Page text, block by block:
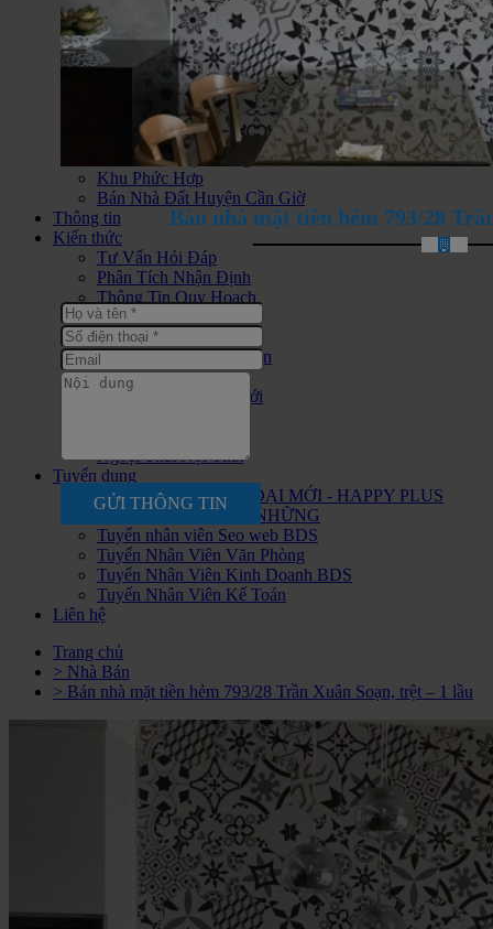
Biệt Thự Liền Kề
Biệt Thự Biển
Dự Án Condotel
Nhà Ở Xã Hội
Khu Du Lịch Nghĩ Dưỡng
Căn hộ Jamona City Quận 7
Bán nhà đất KDC Long Hậu
Bán Khách Sạn Vũng Tàu
Khu Phức Hợp
Bán Nhà Đất Huyện Cần Giờ
Thông tin
Kiến thức
Tư Vấn Hỏi Đáp
Phân Tích Nhận Định
Thông Tin Quy Hoạch
Chính Sách Quản Lý
Phong Thủy Ứng Dụng
Tài Chính Chứng Khoán
Tin Tức Thị Trường
Bất Động Sản Thế Giới
Ngoại Thất Nội Thất
Tuyển dụng
CHIẾN BINH THỜI ĐẠI MỚI - HAPPY PLUS
ĐANG ĐÓN CHÀO NHỮNG
Tuyển nhân viên Seo web BDS
Tuyển Nhân Viên Văn Phòng
Tuyển Nhân Viên Kinh Doanh BDS
Tuyển Nhân Viên Kế Toán
Liên hệ
Trang chủ
> Nhà Bán
> Bán nhà mặt tiền hẻm 793/28 Trần Xuân Soạn, trệt – 1 lầu
Bán nhà mặt tiền hẻm 793/28
GỬI THÔNG TIN